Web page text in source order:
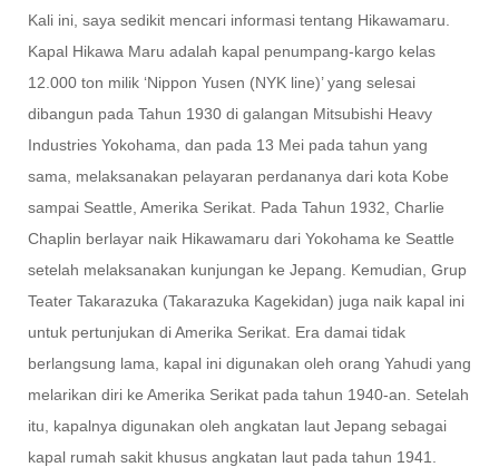
Kali ini, saya sedikit mencari informasi tentang Hikawamaru.
Kapal Hikawa Maru adalah kapal penumpang-kargo kelas
12.000 ton milik ‘Nippon Yusen (NYK line)’ yang selesai
dibangun pada Tahun 1930 di galangan Mitsubishi Heavy
Industries Yokohama, dan pada 13 Mei pada tahun yang
sama, melaksanakan pelayaran perdananya dari kota Kobe
sampai Seattle, Amerika Serikat. Pada Tahun 1932, Charlie
Chaplin berlayar naik Hikawamaru dari Yokohama ke Seattle
setelah melaksanakan kunjungan ke Jepang. Kemudian, Grup
Teater Takarazuka (Takarazuka Kagekidan) juga naik kapal ini
untuk pertunjukan di Amerika Serikat. Era damai tidak
berlangsung lama, kapal ini digunakan oleh orang Yahudi yang
melarikan diri ke Amerika Serikat pada tahun 1940-an. Setelah
itu, kapalnya digunakan oleh angkatan laut Jepang sebagai
kapal rumah sakit khusus angkatan laut pada tahun 1941.